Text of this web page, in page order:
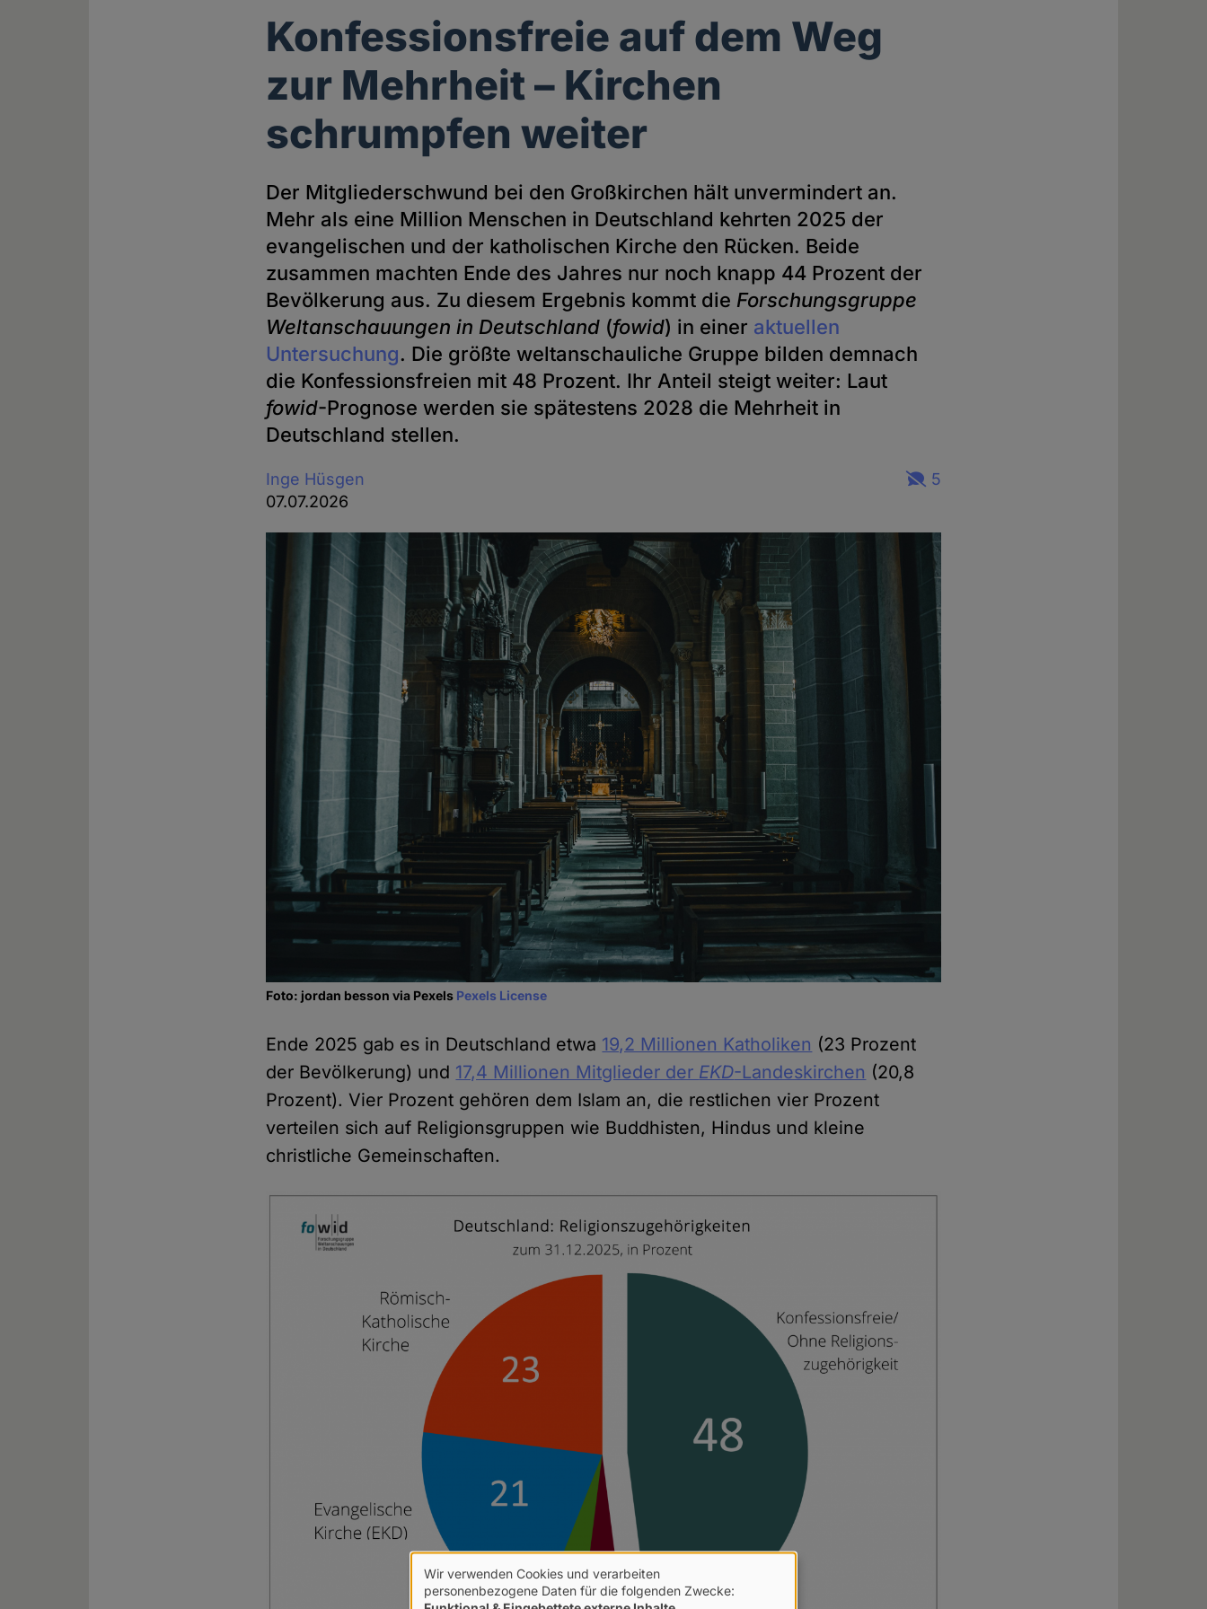
Konfessionsfreie auf dem Weg
zur Mehrheit – Kirchen
schrumpfen weiter
Der Mitgliederschwund bei den Großkirchen hält unvermindert an.
Mehr als eine Million Menschen in Deutschland kehrten 2025 der
evangelischen und der katholischen Kirche den Rücken. Beide
zusammen machten Ende des Jahres nur noch knapp 44 Prozent der
Bevölkerung aus. Zu diesem Ergebnis kommt die Forschungsgruppe
Weltanschauungen in Deutschland (fowid) in einer aktuellen
Untersuchung. Die größte weltanschauliche Gruppe bilden demnach
die Konfessionsfreien mit 48 Prozent. Ihr Anteil steigt weiter: Laut
fowid-Prognose werden sie spätestens 2028 die Mehrheit in
Deutschland stellen.
Inge Hüsgen
07.07.2026
5
Foto: jordan besson via Pexels Pexels License
Ende 2025 gab es in Deutschland etwa 19,2 Millionen Katholiken (23 Prozent
der Bevölkerung) und 17,4 Millionen Mitglieder der EKD-Landeskirchen (20,8
Prozent). Vier Prozent gehören dem Islam an, die restlichen vier Prozent
verteilen sich auf Religionsgruppen wie Buddhisten, Hindus und kleine
christliche Gemeinschaften.
Verwendung
Wir verwenden Cookies und verarbeiten
personenbezogene Daten für die folgenden Zwecke: